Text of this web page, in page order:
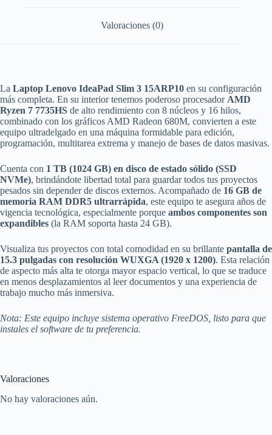
DDR5,
15.3"
Valoraciones (0)
La Laptop Lenovo IdeaPad Slim 3 15ARP10 en su configuración
más completa. En su interior tenemos poderoso procesador AMD
Ryzen 7 7735HS de alto rendimiento con 8 núcleos y 16 hilos,
combinado con los gráficos AMD Radeon 680M, convierten a este
equipo ultradelgado en una máquina formidable para edición,
programación, multitarea extrema y manejo de bases de datos masivas.
Cuenta con 1 TB (1024 GB) en disco de estado sólido (SSD
NVMe), brindándote libertad total para guardar todos tus proyectos
pesados sin depender de discos externos. Acompañado de 16 GB de
memoria RAM DDR5 ultrarrápida, este equipo te asegura años de
vigencia tecnológica, especialmente porque ambos componentes son
expandibles (la RAM soporta hasta 24 GB).
Visualiza tus proyectos con total comodidad en su brillante pantalla de
15.3 pulgadas con resolución WUXGA (1920 x 1200). Esta relación
de aspecto más alta te otorga mayor espacio vertical, lo que se traduce
en menos desplazamientos al leer documentos y una experiencia de
trabajo mucho más inmersiva.
Nota: Este equipo incluye sistema operativo FreeDOS, listo para que
instales el software de tu preferencia.
Valoraciones
No hay valoraciones aún.